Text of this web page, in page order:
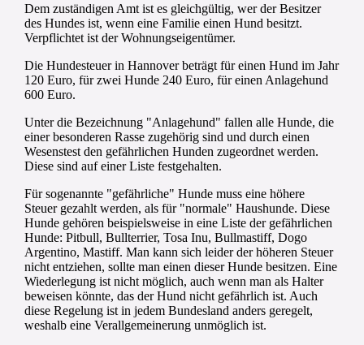
Dem zuständigen Amt ist es gleichgültig, wer der Besitzer
des Hundes ist, wenn eine Familie einen Hund besitzt.
Verpflichtet ist der Wohnungseigentümer.
Die Hundesteuer in Hannover beträgt für einen Hund im Jahr
120 Euro, für zwei Hunde 240 Euro, für einen Anlagehund
600 Euro.
Unter die Bezeichnung "Anlagehund" fallen alle Hunde, die
einer besonderen Rasse zugehörig sind und durch einen
Wesenstest den gefährlichen Hunden zugeordnet werden.
Diese sind auf einer Liste festgehalten.
Für sogenannte "gefährliche" Hunde muss eine höhere
Steuer gezahlt werden, als für "normale" Haushunde. Diese
Hunde gehören beispielsweise in eine Liste der gefährlichen
Hunde: Pitbull, Bullterrier, Tosa Inu, Bullmastiff, Dogo
Argentino, Mastiff. Man kann sich leider der höheren Steuer
nicht entziehen, sollte man einen dieser Hunde besitzen. Eine
Wiederlegung ist nicht möglich, auch wenn man als Halter
beweisen könnte, das der Hund nicht gefährlich ist. Auch
diese Regelung ist in jedem Bundesland anders geregelt,
weshalb eine Verallgemeinerung unmöglich ist.